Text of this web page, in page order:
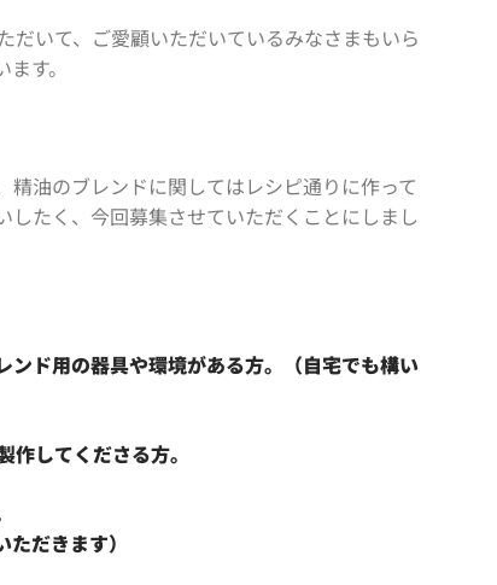
いて、ご愛顧いただいているみなさまもいら
す。
油のブレンドに関してはレシピ通りに作って
たく、今回募集させていただくことにしまし
ド用の器具や環境がある方。（自宅でも構い
してくださる方。
だきます）